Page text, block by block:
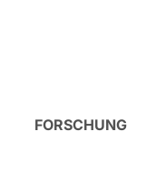
FORSCHUNG